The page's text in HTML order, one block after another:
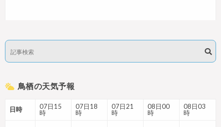
鳥栖の天気予報
日時
07日15
時
07日18
時
07日21
時
08日00
時
08日03
時